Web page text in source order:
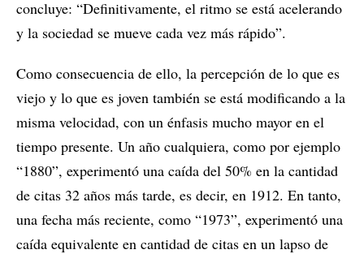
concluye: “Definitivamente, el ritmo se está acelerando
y la sociedad se mueve cada vez más rápido”.
Como consecuencia de ello, la percepción de lo que es
viejo y lo que es joven también se está modificando a la
misma velocidad, con un énfasis mucho mayor en el
tiempo presente. Un año cualquiera, como por ejemplo
“1880”, experimentó una caída del 50% en la cantidad
de citas 32 años más tarde, es decir, en 1912. En tanto,
una fecha más reciente, como “1973”, experimentó una
caída equivalente en cantidad de citas en un lapso de